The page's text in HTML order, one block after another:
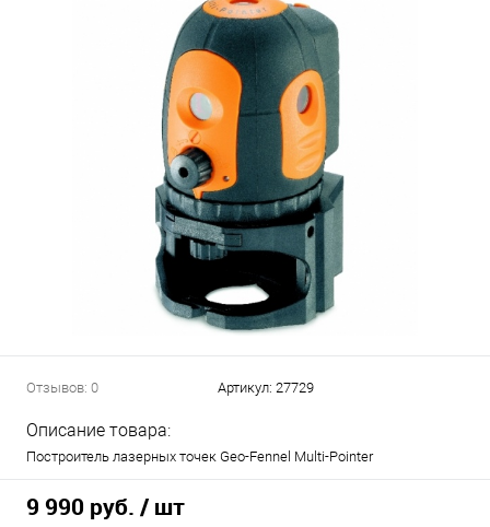
Отзывов: 0 Артикул: 27729
Описание товара:
Построитель лазерных точек Geo-Fennel Multi-Pointer
9 990 руб. / шт